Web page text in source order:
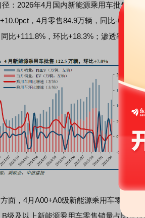
2026年4月国内新能源乘用车批售122.5
，4月零售84.9万辆，同比-6.8%，
比+111.8%，环比+18.3%；渗透率52.7%
，4月A00+A0级新能源乘用车零售销量
B级及以上新能源乘用车零售销量占比维